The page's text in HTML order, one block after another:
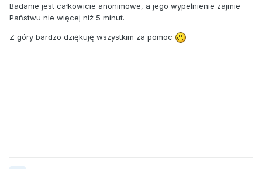
Badanie jest całkowicie anonimowe, a jego wypełnienie zajmie
Państwu nie więcej niż 5 minut.
Z góry bardzo dziękuję wszystkim za pomoc